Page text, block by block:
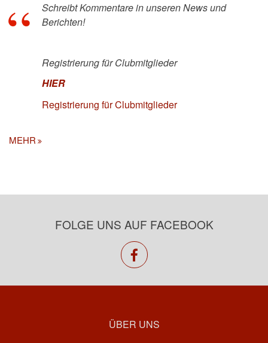
Schreibt Kommentare in unseren News und
Berichten!
Registrierung für Clubmitglieder
HIER
Registrierung für Clubmitglieder
MEHR
FOLGE UNS AUF FACEBOOK
facebook
ÜBER UNS